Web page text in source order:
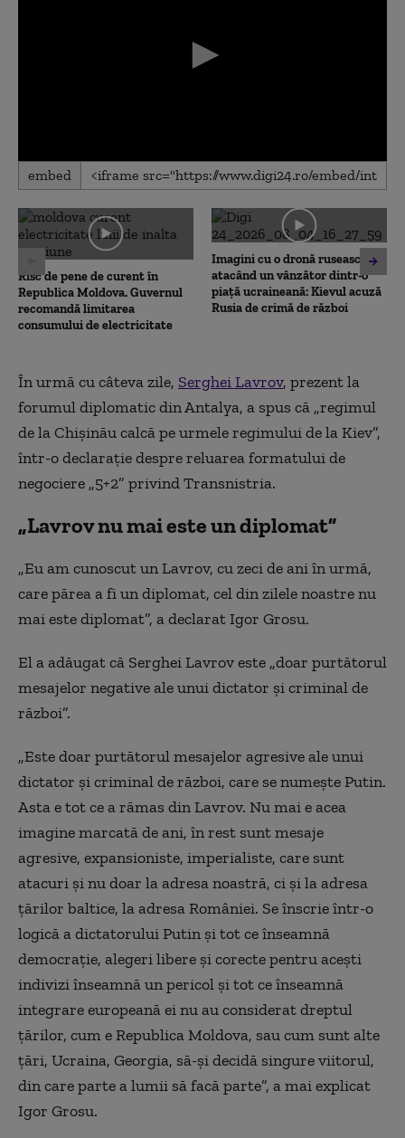
0
seconds
0
seconds
embed
Risc de pene de curent în
Republica Moldova. Guvernul
recomandă limitarea
consumului de electricitate
Imagini cu o dronă rusească
atacând un vânzător dintr-o
piață ucraineană: Kievul acuză
Rusia de crimă de război
În urmă cu câteva zile, Serghei Lavrov, prezent la
forumul diplomatic din Antalya, a spus că „regimul
de la Chișinău calcă pe urmele regimului de la Kiev”,
într-o declarație despre reluarea formatului de
negociere „5+2” privind Transnistria.
„Lavrov nu mai este un diplomat”
„Eu am cunoscut un Lavrov, cu zeci de ani în urmă,
care părea a fi un diplomat, cel din zilele noastre nu
mai este diplomat”, a declarat Igor Grosu.
El a adăugat că Serghei Lavrov este „doar purtătorul
mesajelor negative ale unui dictator și criminal de
război”.
„Este doar purtătorul mesajelor agresive ale unui
dictator și criminal de război, care se numește Putin.
Asta e tot ce a rămas din Lavrov. Nu mai e acea
imagine marcată de ani, în rest sunt mesaje
agresive, expansioniste, imperialiste, care sunt
atacuri și nu doar la adresa noastră, ci și la adresa
țărilor baltice, la adresa României. Se înscrie într-o
logică a dictatorului Putin și tot ce înseamnă
democrație, alegeri libere și corecte pentru acești
indivizi înseamnă un pericol și tot ce înseamnă
integrare europeană ei nu au considerat dreptul
țărilor, cum e Republica Moldova, sau cum sunt alte
țări, Ucraina, Georgia, să-și decidă singure viitorul,
din care parte a lumii să facă parte”, a mai explicat
Igor Grosu.